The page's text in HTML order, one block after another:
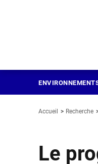
ENVIRONNEMENT
Accueil Recherche
Le